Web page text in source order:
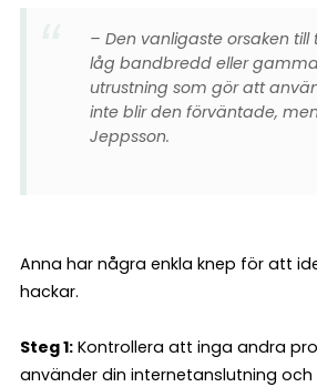
– Den vanligaste orsaken till
låg bandbredd eller
utrustning som gör att
inte blir den förväntade,
Jeppsson.
Anna har några enkla knep för att
hackar.
Steg 1: Kontrollera att inga andra
använder din internetanslutning